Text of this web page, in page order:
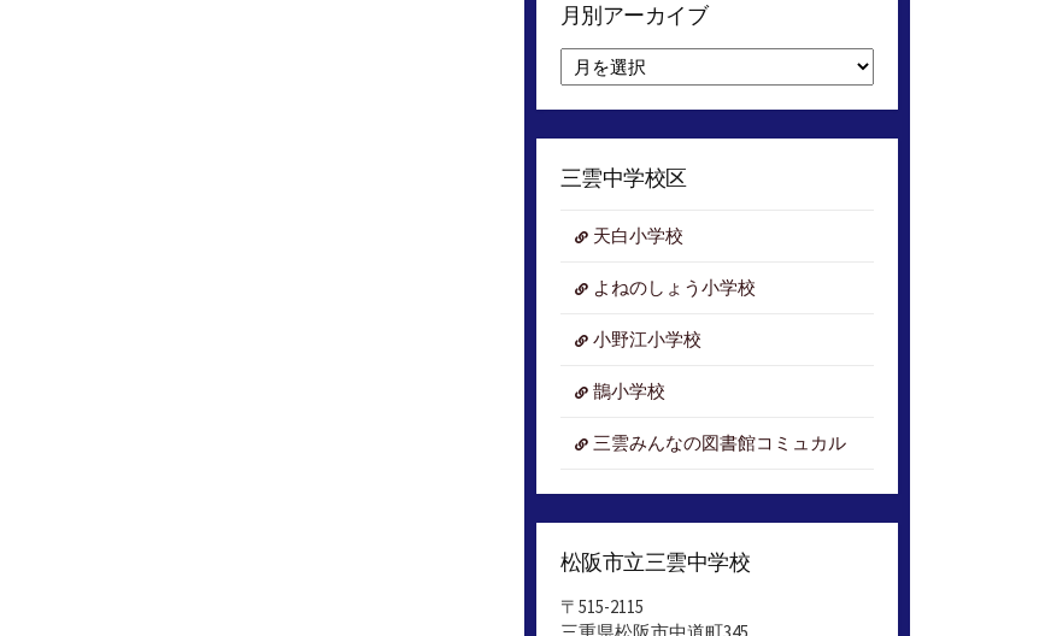
月別アーカイブ
別
ア
ー
イ
三雲中学校区
天白小学校
よねのしょう小学校
小野江小学校
鵲小学校
三雲みんなの図書館コミュカル
松阪市立三雲中学校
〒515-2115